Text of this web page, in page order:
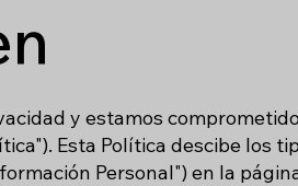
y estamos
Esta Política descibe los
Personal") en la